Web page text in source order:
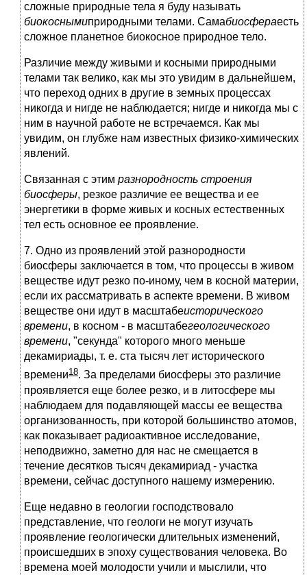
сложные природные тела я буду называть
биокоснымиприродными телами. Самабиосфераесть
сложное планетное биокосное природное тело.
Различие между живыми и косными природными
телами так велико, как мы это увидим в дальнейшем,
что переход одних в другие в земных процессах
никогда и нигде не наблюдается; нигде и никогда мы с
ним в научной работе не встречаемся. Как мы
увидим, он глубже нам известных физико-химических
явлений.
Связанная с этим разнородность строения
биосферы, резкое различие ее вещества и ее
энергетики в форме живых и косных естественных
тел есть основное ее проявление.
7. Одно из проявлений этой разнородности
биосферы заключается в том, что процессы в живом
веществе идут резко по-иному, чем в косной материи,
если их рассматривать в аспекте времени. В живом
веществе они идут в масштабеисторического
времени, в косном - в масштабегеологического
времени, "секунда" которого много меньше
декамириады, т. е. ста тысяч лет исторического
времени18. За пределами биосферы это различие
проявляется еще более резко, и в литосфере мы
наблюдаем для подавляющей массы ее вещества
организованность, при которой большинство атомов,
как показывает радиоактивное исследование,
неподвижно, заметно для нас не смещается в
течение десятков тысяч декамириад - участка
времени, сейчас доступного нашему измерению.
Еще недавно в геологии господствовало
представление, что геологи не могут изучать
проявление геологически длительных изменений,
происшедших в эпоху существования человека. Во
времена моей молодости учили и мыслили, что